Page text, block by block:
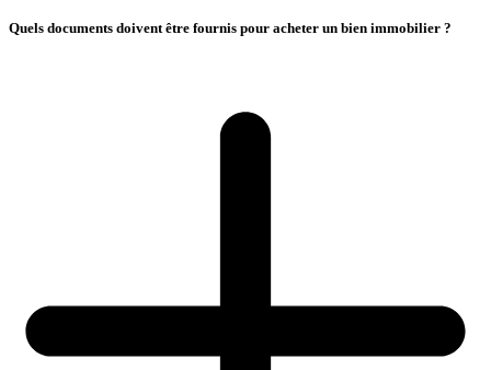
Quels documents doivent être fournis pour acheter un bien immobilier ?